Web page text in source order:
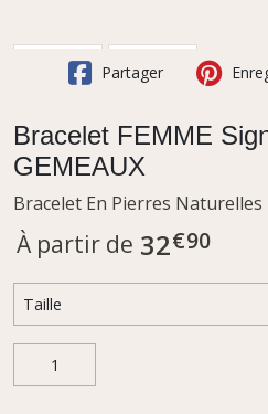
Partager
Bracelet FEMME
GEMEAUX
Bracelet En Pierres Naturelles
À partir de 32€90